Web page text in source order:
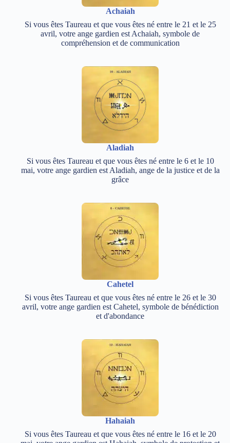
Achaiah
Si vous êtes Taureau et que vous êtes né entre le 21 et le 25
avril, votre ange gardien est Achaiah, symbole de
compréhension et de communication
Aladiah
Si vous êtes Taureau et que vous êtes né entre le 6 et le 10
mai, votre ange gardien est Aladiah, ange de la justice et de la
grâce
Cahetel
Si vous êtes Taureau et que vous êtes né entre le 26 et le 30
avril, votre ange gardien est Cahetel, symbole de bénédiction
et d'abondance
Hahaiah
Si vous êtes Taureau et que vous êtes né entre le 16 et le 20